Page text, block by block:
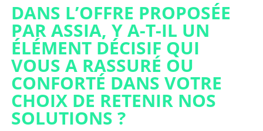
DANS L’OFFRE PROPOSÉE
PAR ASSIA, Y A-T-IL UN
ÉLÉMENT DÉCISIF QUI
VOUS A RASSURÉ OU
CONFORTÉ DANS VOTRE
CHOIX DE RETENIR NOS
SOLUTIONS ?